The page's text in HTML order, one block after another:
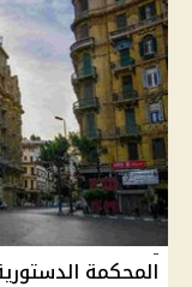
المحكمة